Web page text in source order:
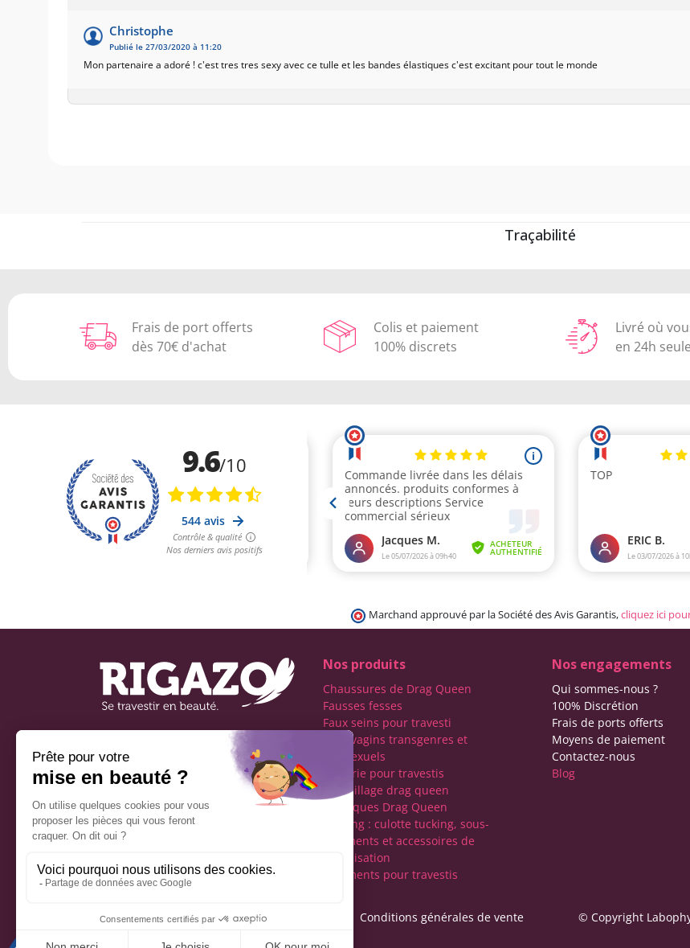
Christophe
Publié le 27/03/2020 à 11:20
Mon partenaire a adoré ! c'est tres tres sexy avec ce tulle et les bandes élastiques c'est excitant pour tout le monde
Traçabilité
Frais de port offerts
dès 70€ d'achat
Colis et paiement
100% discrets
Livré où
en 24h
Marchand approuvé par la Société des Avis Garantis,cliquez ici
française spécialisée dans
le travestissement de
Réseaux sociaux
Nos produits
Chaussures de Drag Queen
Fausses fesses
Faux seins pour travesti
Faux vagins transgenres et
transexuels
Lingerie pour travestis
Maquillage drag queen
Perruques Drag Queen
Tucking : culotte tucking, sous-
vêtements et accessoires de
féminisation
Vêtements pour travestis
Nos engagements
Qui sommes-nous ?
100% Discrétion
Frais de ports offerts
Moyens de paiement
Contactez-nous
Blog
Mentions légales Conditions générales de vente © Copyright